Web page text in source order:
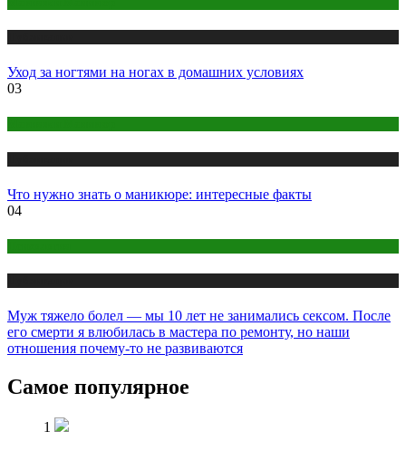
Уход за ногтями на ногах в домашних условиях
03
Что нужно знать о маникюре: интересные факты
04
Муж тяжело болел — мы 10 лет не занимались сексом. После
его смерти я влюбилась в мастера по ремонту, но наши
отношения почему-то не развиваются
Самое популярное
1